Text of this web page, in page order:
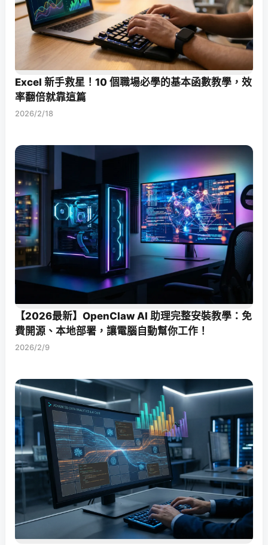
Excel 新手救星！10 個職場必學的基本函數教學，效
率翻倍就靠這篇
2026/2/18
【2026最新】OpenClaw AI 助理完整安裝教學：免
費開源、本地部署，讓電腦自動幫你工作！
2026/2/9